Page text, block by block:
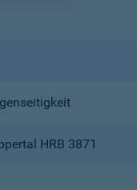
HRB 3871